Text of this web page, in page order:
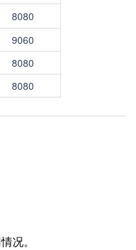
8080
9060
8080
8080
况。